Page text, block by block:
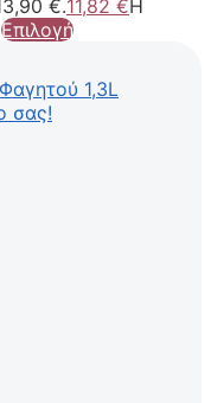
€.11,82 €Η
Επιλογή